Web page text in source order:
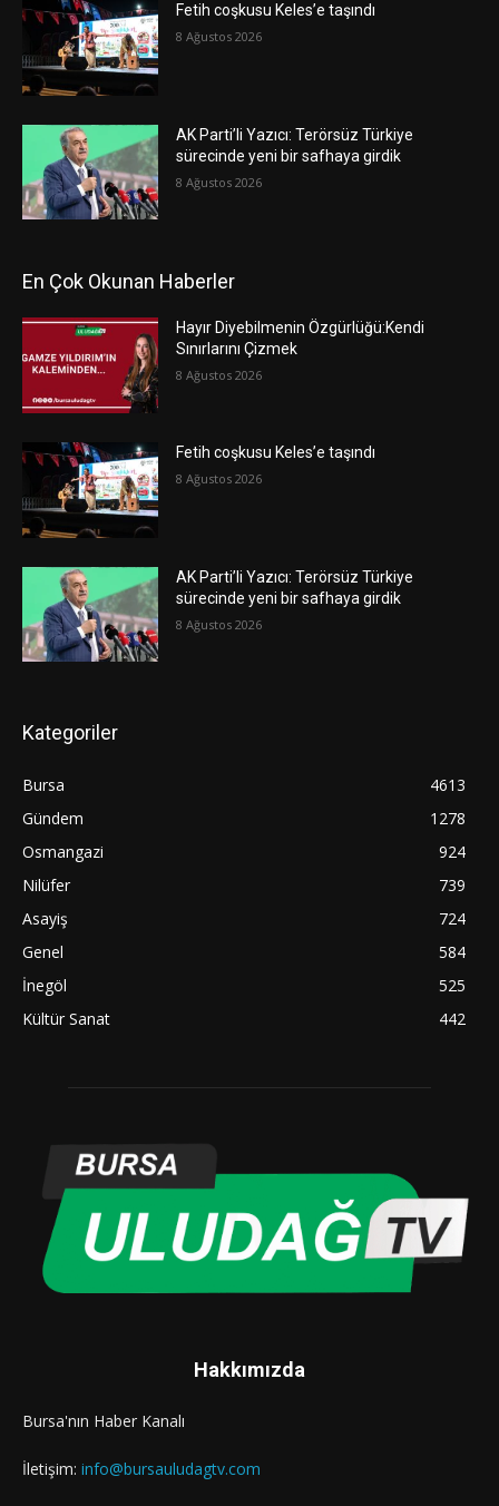
Fetih coşkusu Keles’e taşındı
8 Ağustos 2026
AK Parti’li Yazıcı: Terörsüz Türkiye
sürecinde yeni bir safhaya girdik
8 Ağustos 2026
En Çok Okunan Haberler
Hayır Diyebilmenin Özgürlüğü:Kendi
Sınırlarını Çizmek
8 Ağustos 2026
Fetih coşkusu Keles’e taşındı
8 Ağustos 2026
AK Parti’li Yazıcı: Terörsüz Türkiye
sürecinde yeni bir safhaya girdik
8 Ağustos 2026
Kategoriler
Bursa
4613
Gündem
1278
Osmangazi
924
Nilüfer
739
Asayiş
724
Genel
584
İnegöl
525
Kültür Sanat
442
Hakkımızda
Bursa'nın Haber Kanalı
İletişim: info@bursauludagtv.com